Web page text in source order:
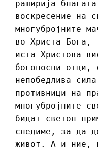
раширија
воскресение на
многубројните
во Христа Бога,
иста Христова
богоносни отци,
непобедлива
противници на
многубројните
бидат светол
следиме, за да
живот. А и ние,